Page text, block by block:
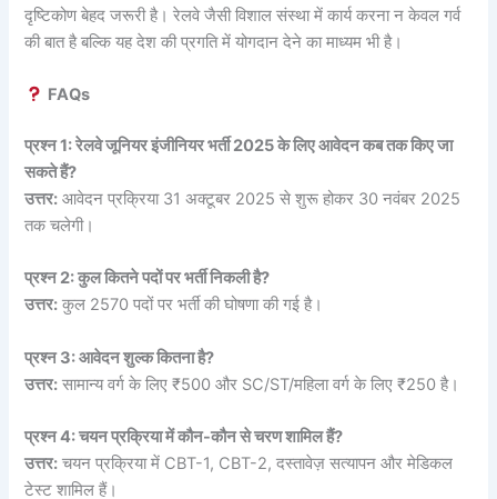
दृष्टिकोण बेहद जरूरी है। रेलवे जैसी विशाल संस्था में कार्य करना न केवल गर्व
की बात है बल्कि यह देश की प्रगति में योगदान देने का माध्यम भी है।
FAQs
प्रश्न 1: रेलवे जूनियर इंजीनियर भर्ती 2025 के लिए आवेदन कब तक किए जा
सकते हैं?
उत्तर: आवेदन प्रक्रिया 31 अक्टूबर 2025 से शुरू होकर 30 नवंबर 2025
तक चलेगी।
प्रश्न 2: कुल कितने पदों पर भर्ती निकली है?
उत्तर: कुल 2570 पदों पर भर्ती की घोषणा की गई है।
प्रश्न 3: आवेदन शुल्क कितना है?
उत्तर: सामान्य वर्ग के लिए ₹500 और SC/ST/महिला वर्ग के लिए ₹250 है।
प्रश्न 4: चयन प्रक्रिया में कौन-कौन से चरण शामिल हैं?
उत्तर: चयन प्रक्रिया में CBT-1, CBT-2, दस्तावेज़ सत्यापन और मेडिकल
टेस्ट शामिल हैं।